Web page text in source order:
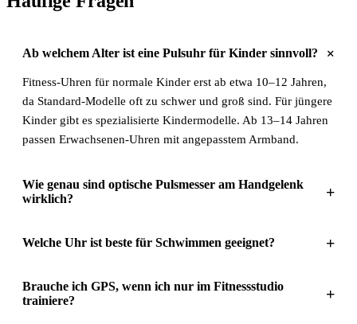
Ab welchem Alter ist eine Pulsuhr für Kinder sinnvoll? +
Fitness-Uhren für normale Kinder erst ab etwa 10–12 Jahren,
da Standard-Modelle oft zu schwer und groß sind. Für jüngere
Kinder gibt es spezialisierte Kindermodelle. Ab 13–14 Jahren
passen Erwachsenen-Uhren mit angepasstem Armband.
Wie genau sind optische Pulsmesser am Handgelenk
wirklich?
+
Welche Uhr ist beste für Schwimmen geeignet? +
Brauche ich GPS, wenn ich nur im Fitnessstudio
trainiere?
+